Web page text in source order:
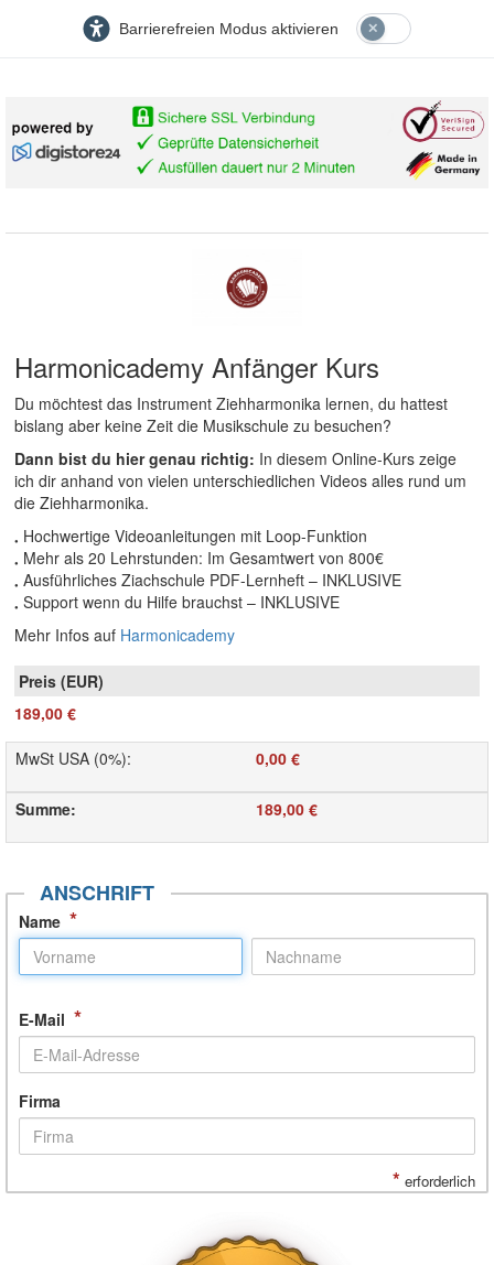
Barrierefreien Modus aktivieren
Harmonicademy Anfänger Kurs
Du möchtest das Instrument Ziehharmonika lernen, du hattest
bislang aber keine Zeit die Musikschule zu besuchen?
Dann bist du hier genau richtig: In diesem Online-Kurs zeige
ich dir anhand von vielen unterschiedlichen Videos alles rund um
die Ziehharmonika.
• Hochwertige Videoanleitungen mit Loop-Funktion
• Mehr als 20 Lehrstunden: Im Gesamtwert von 800€
• Ausführliches Ziachschule PDF-Lernheft – INKLUSIVE
• Support wenn du Hilfe brauchst – INKLUSIVE
Mehr Infos auf Harmonicademy
189,00 €
MwSt USA (0%): 0,00 €
Summe: 189,00 €
ANSCHRIFT
Name *
E-Mail *
Firma
* erforderlich